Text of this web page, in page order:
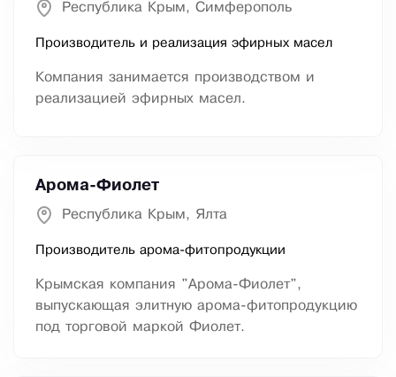
Республика Крым, Симферополь
Производитель и реализация эфирных масел
Компания занимается производством и
реализацией эфирных масел.
Арома-Фиолет
Республика Крым, Ялта
Производитель арома-фитопродукции
Крымская компания "Арома-Фиолет",
выпускающая элитную арома-фитопродукцию
под торговой маркой Фиолет.